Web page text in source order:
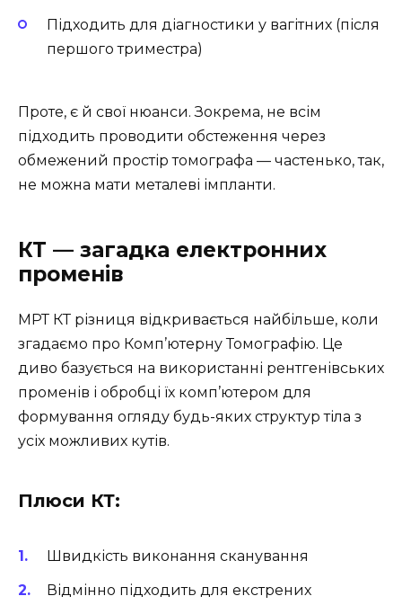
Підходить для діагностики у вагітних (після
першого триместра)
Проте, є й свої нюанси. Зокрема, не всім
підходить проводити обстеження через
обмежений простір томографа — частенько, так,
не можна мати металеві імпланти.
КТ — загадка електронних
променів
МРТ КТ різниця відкривається найбільше, коли
згадаємо про Комп’ютерну Томографію. Це
диво базується на використанні рентгенівських
променів і обробці їх комп’ютером для
формування огляду будь-яких структур тіла з
усіх можливих кутів.
Плюси КТ:
Швидкість виконання сканування
Відмінно підходить для екстрених